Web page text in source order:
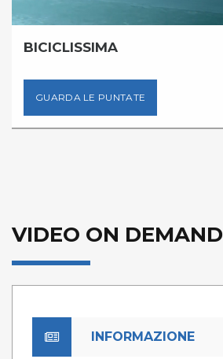
BICICLISSIMA
GUARDA LE PUNTATE
VIDEO ON DEMAND
INFORMAZIONE